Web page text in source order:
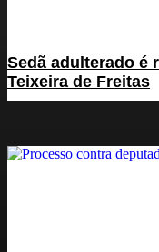
Sedã adulterado é
Teixeira de Freitas